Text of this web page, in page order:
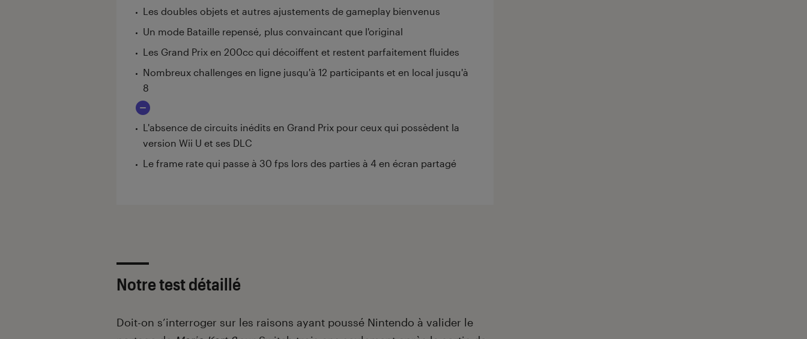
Les doubles objets et autres ajustements de gameplay bienvenus
Un mode Bataille repensé, plus convaincant que l'original
Les Grand Prix en 200cc qui décoiffent et restent parfaitement fluides
Nombreux challenges en ligne jusqu'à 12 participants et en local jusqu'à
8
L'absence de circuits inédits en Grand Prix pour ceux qui possèdent la
version Wii U et ses DLC
Le frame rate qui passe à 30 fps lors des parties à 4 en écran partagé
Notre test détaillé
Doit-on s’interroger sur les raisons ayant poussé Nintendo à valider le